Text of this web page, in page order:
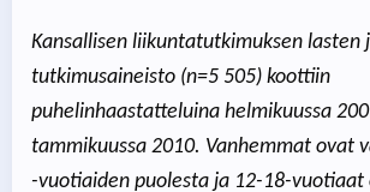
Kansallisen liikuntatutkimuksen lasten
tutkimusaineisto (n=5 505) koottiin
puhelinhaastatteluina helmikuussa
tammikuussa 2010. Vanhemmat ovat
-vuotiaiden puolesta ja 12-18-vuotiaat